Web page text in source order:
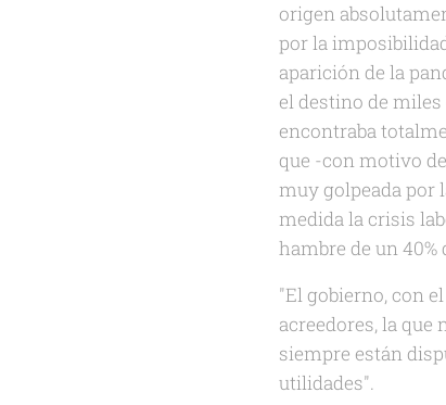
origen
por la
aparición de la
el destino de
encontraba
que -con motivo
muy golpeada por
medida la crisis
hambre de un
"El gobierno, con
acreedores, la
siempre están
utilidades".